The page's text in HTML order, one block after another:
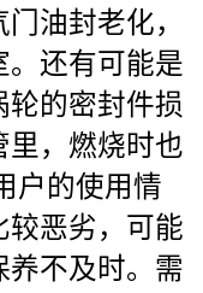
油封老化，
。还有可能是
轮的密封件损
里，燃烧时也
户的使用情
较恶劣，可能
养不及时。需